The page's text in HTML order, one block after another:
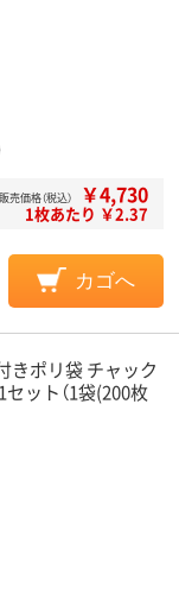
販売価格（税込） ￥4,730
1枚あたり ￥2.37
カゴへ
きポリ袋 チャック
セット（1袋(200枚